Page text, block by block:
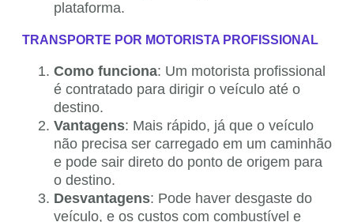
plataforma.
TRANSPORTE POR MOTORISTA PROFISSIONAL
Como funciona: Um motorista profissional
é contratado para dirigir o veículo até o
destino.
Vantagens: Mais rápido, já que o veículo
não precisa ser carregado em um caminhão
e pode sair direto do ponto de origem para
o destino.
Desvantagens: Pode haver desgaste do
veículo, e os custos com combustível e